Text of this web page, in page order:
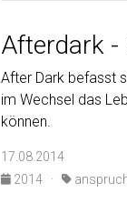
Afterdark -
After Dark befasst
im Wechsel das
können.
17.08.2014
2014
·